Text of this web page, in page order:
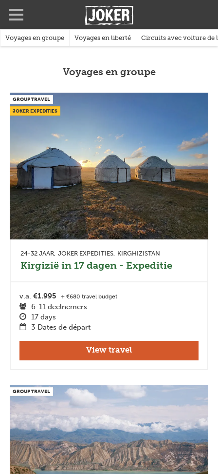
content
Voyages en groupe Voyages en liberté Circuits avec voiture de
Voyages en groupe
GROUP TRAVEL
JOKER EXPEDITIES
24-32 JAAR JOKER EXPEDITIES KIRGHIZISTAN
Kirgizië in 17 dagen - Expeditie
v.a. €1.995 + €680 travel budget
6-11 deelnemers
17 days
3 Dates de départ
View travel
GROUP TRAVEL